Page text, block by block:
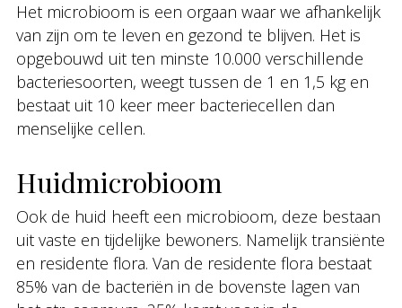
Het microbioom is een orgaan waar we afhankelijk
van zijn om te leven en gezond te blijven. Het is
opgebouwd uit ten minste 10.000 verschillende
bacteriesoorten, weegt tussen de 1 en 1,5 kg en
bestaat uit 10 keer meer bacteriecellen dan
menselijke cellen.
Huidmicrobioom
Ook de huid heeft een microbioom, deze bestaan
uit vaste en tijdelijke bewoners. Namelijk transiënte
en residente flora. Van de residente flora bestaat
85% van de bacteriën in de bovenste lagen van